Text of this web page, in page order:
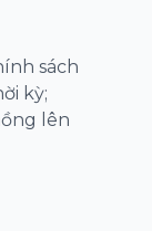
sách
kỳ;
lên